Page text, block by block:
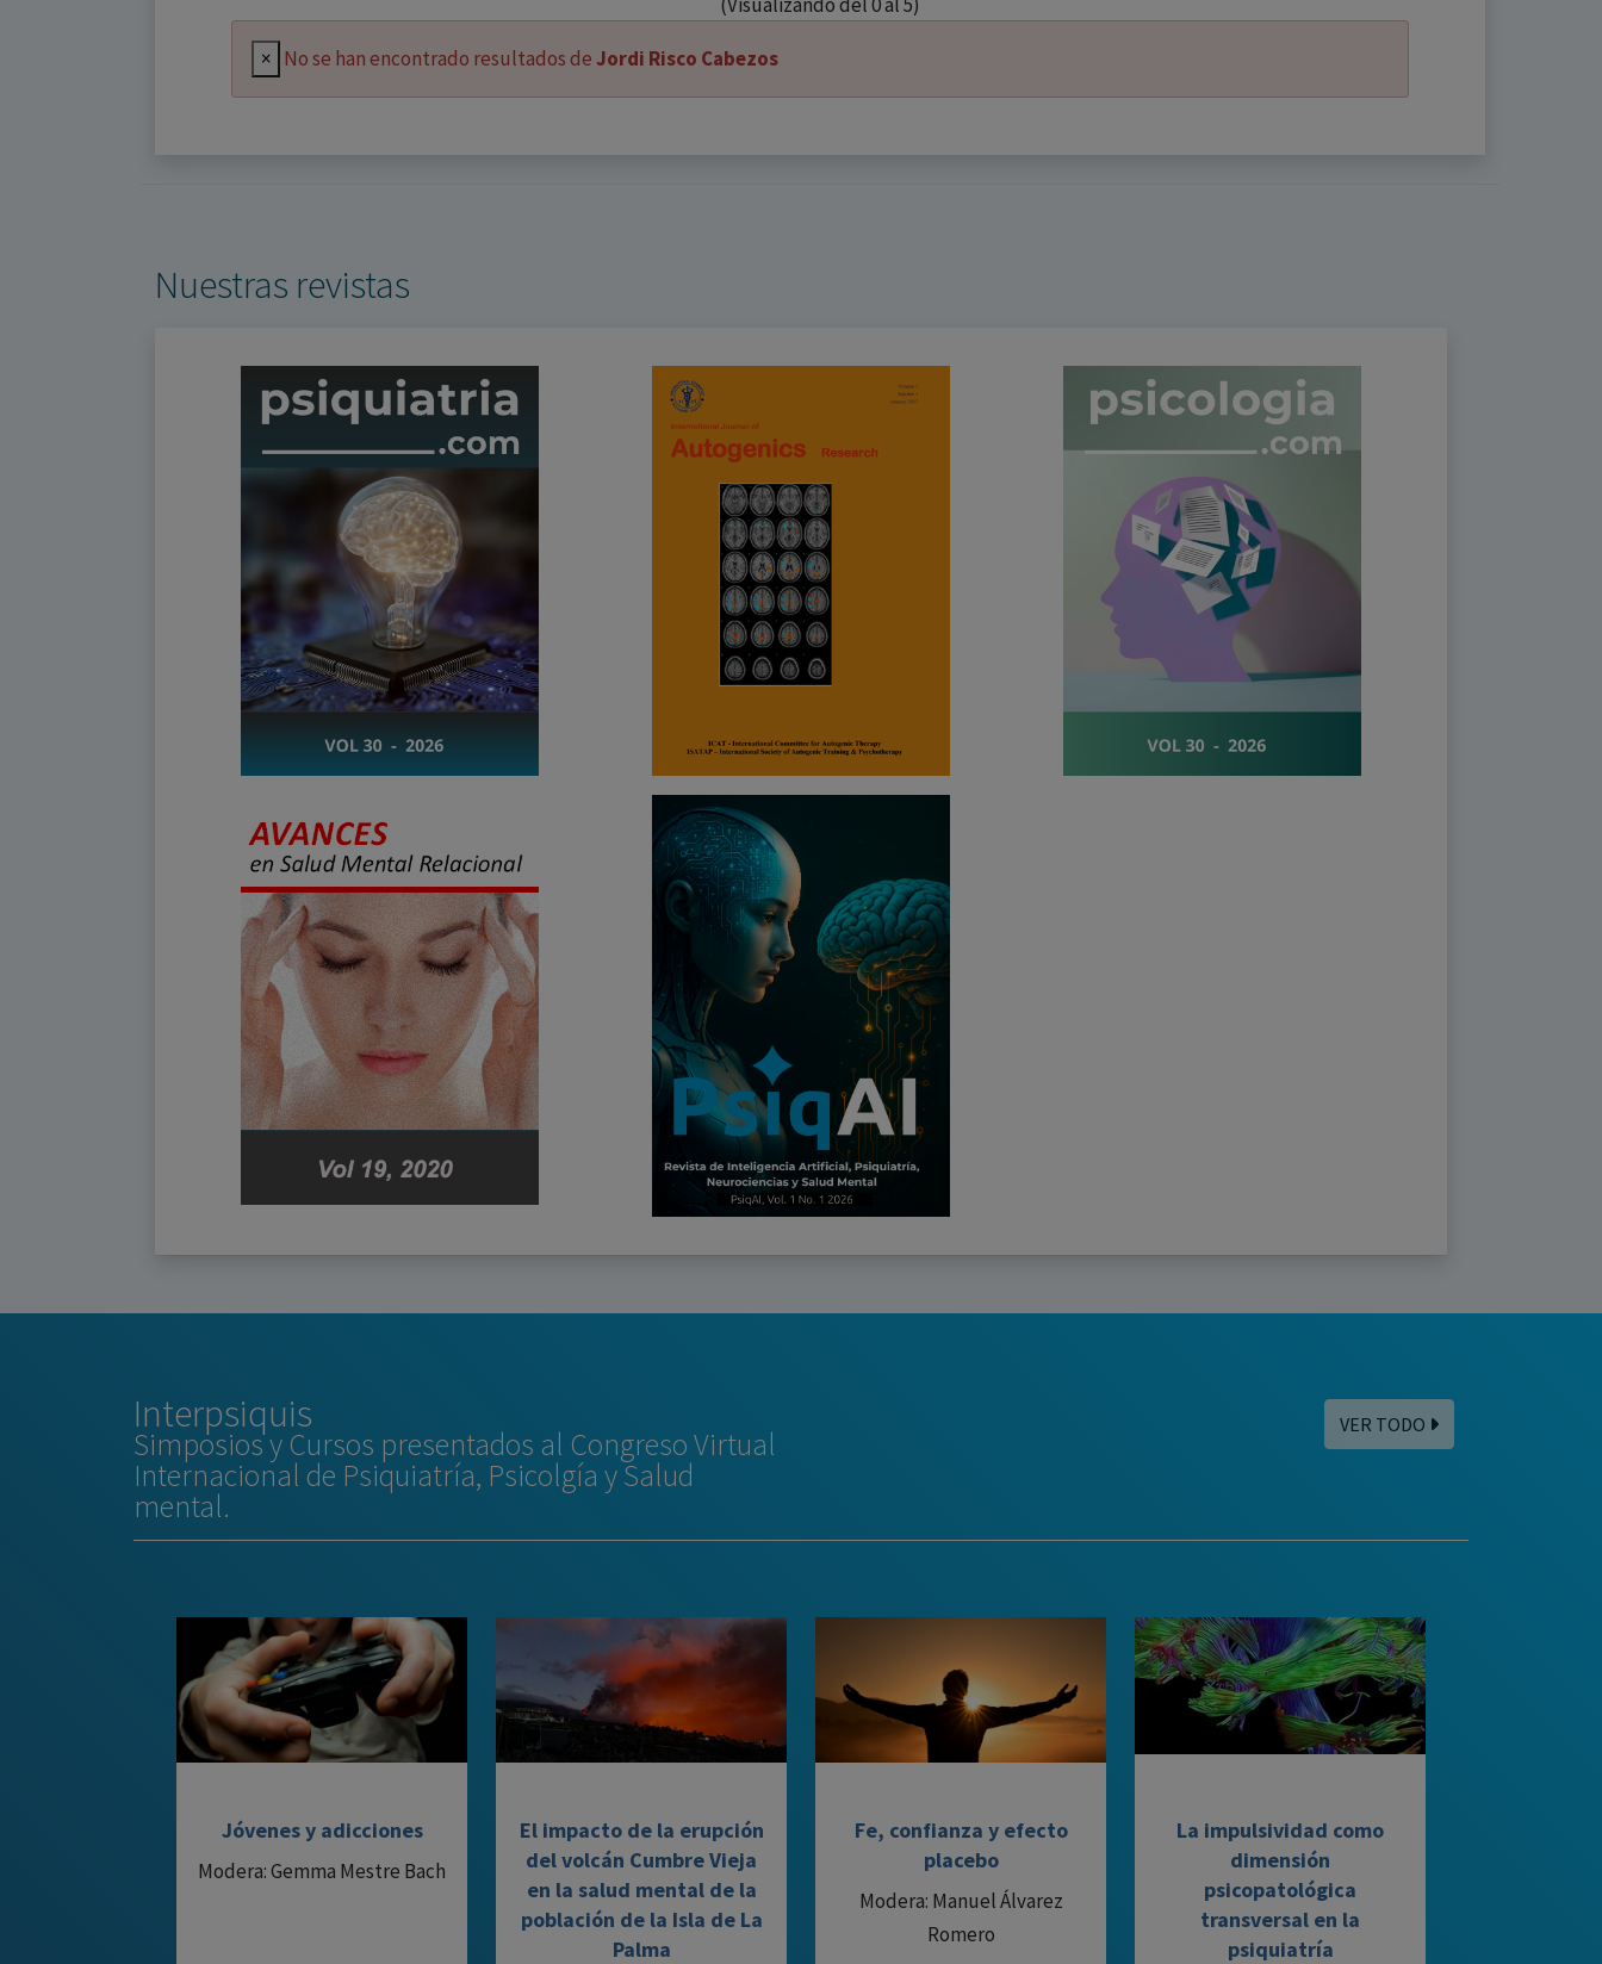
× No se han encontrado resultados de Jordi Risco Cabezos
Nuestras revistas
Interpsiquis
Simposios y Cursos presentados al Congreso Virtual
Internacional de Psiquiatría, Psicolgía y Salud
mental.
VER TODO
Jóvenes y adicciones
Modera: Gemma Mestre Bach
El impacto de la erupción
del volcán Cumbre Vieja
en la salud mental de la
población de la Isla de La
Palma
Fe, confianza y efecto
placebo
Modera: Manuel Álvarez
Romero
La impulsividad como
dimensión
psicopatológica
transversal en la
psiquiatría